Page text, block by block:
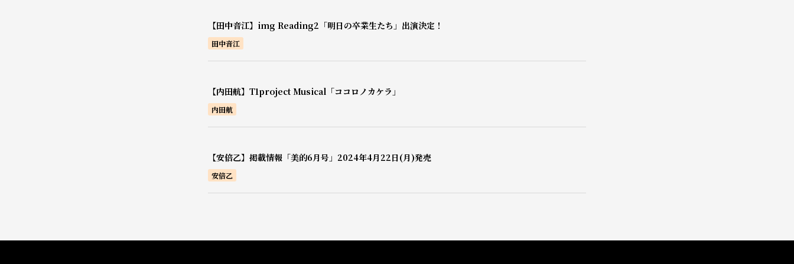
【田中音江】img Reading2「明日の卒業生たち」出演決定！
田中音江
【内田航】T1project Musical「ココロノカケラ」
内田航
【安倍乙】掲載情報「美的6月号」2024年4月22日(月)発売
安倍乙